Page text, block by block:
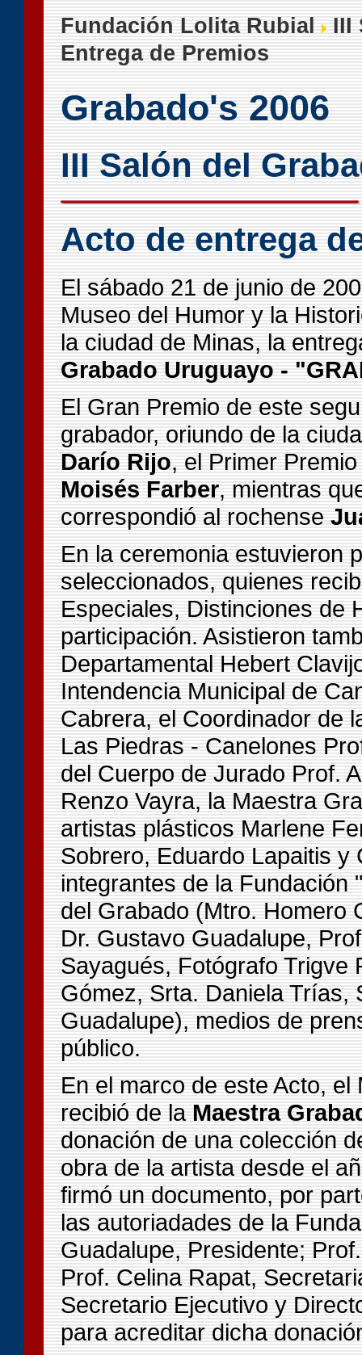
Fundación Lolita Rubial
III
Entrega de Premios
Grabado's 2006
III Salón del
Acto de entrega
El sábado 21 de junio de
Museo del Humor y la
la ciudad de Minas, la
Grabado Uruguayo -
El Gran Premio de este
grabador, oriundo de la
Darío Rijo, el Primer
Moisés Farber, mientras
correspondió al rochense
En la ceremonia estuvieron
seleccionados, quienes
Especiales, Distinciones de
participación. Asistieron
Departamental Hebert
Intendencia Municipal de
Cabrera, el Coordinador de
Las Piedras - Canelones
del Cuerpo de Jurado Prof.
Renzo Vayra, la Maestra
artistas plásticos Marlene
Sobrero, Eduardo Lapaitis
integrantes de la Fundación
del Grabado (Mtro. Homero
Dr. Gustavo Guadalupe,
Sayagués, Fotógrafo Trigve
Gómez, Srta. Daniela Trías,
Guadalupe), medios de
público.
En el marco de este Acto,
recibió de la Maestra
donación de una colección
obra de la artista desde el
firmó un documento, por
las autoriadades de la
Guadalupe, Presidente;
Prof. Celina Rapat,
Secretario Ejecutivo y
para acreditar dicha